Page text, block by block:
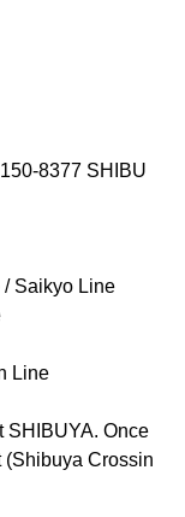
8377 SHIBU
Saikyo Line
Line
SHIBUYA. Once
(Shibuya Crossin